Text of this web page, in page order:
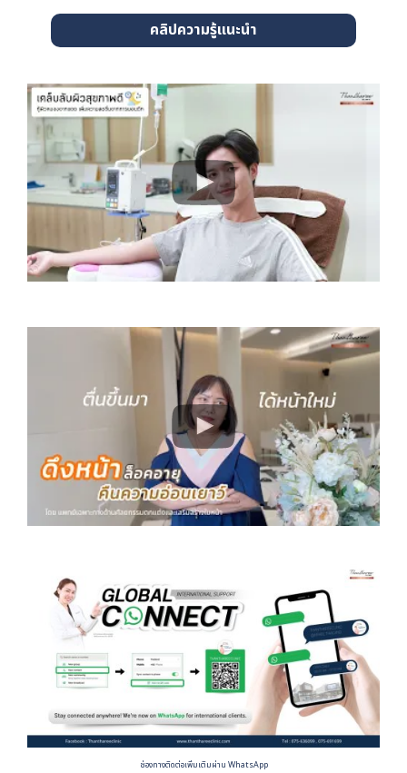
คลิปความรู้แนะนำ
ช่องทางติดต่อเพิ่มเติมผ่าน WhatsApp